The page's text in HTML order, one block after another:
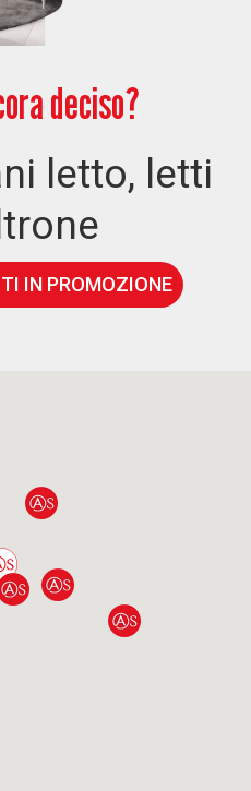
deciso?
letto, letti
IN PROMOZIONE